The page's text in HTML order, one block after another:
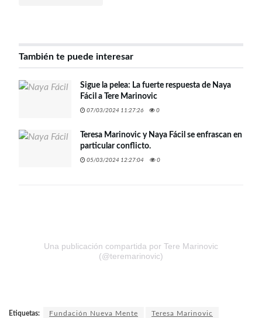
También te puede interesar
Sigue la pelea: La fuerte respuesta de Naya
Fácil a Tere Marinovic
07/03/2024 11:27:26 0
Teresa Marinovic y Naya Fácil se enfrascan en
particular conflicto.
05/03/2024 12:27:04 0
Una publicación compartida por Tere Marinovic
(@teremarinovic)
Etiquetas: Fundación Nueva Mente Teresa Marinovic